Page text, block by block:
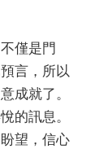
僅是門
言，所以
成就了。
的訊息。
望，信心